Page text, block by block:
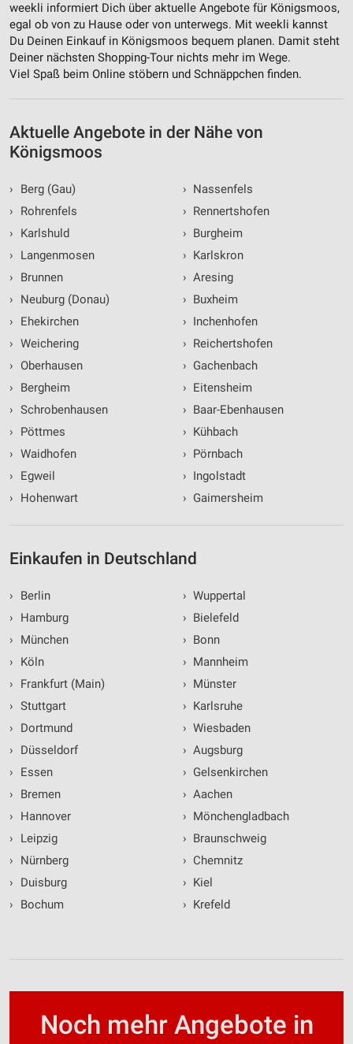
weekli informiert Dich über aktuelle Angebote für Königsmoos,
egal ob von zu Hause oder von unterwegs. Mit weekli kannst
Du Deinen Einkauf in Königsmoos bequem planen. Damit steht
Deiner nächsten Shopping-Tour nichts mehr im Wege.
Viel Spaß beim Online stöbern und Schnäppchen finden.
Aktuelle Angebote in der Nähe von
Königsmoos
›
Berg (Gau)
›
Rohrenfels
›
Karlshuld
›
Langenmosen
›
Brunnen
›
Neuburg (Donau)
›
Ehekirchen
› Weichering
›
Oberhausen
›
Bergheim
› Schrobenhausen
›
Pöttmes
› Waidhofen
›
Egweil
›
Hohenwart
› Nassenfels
› Rennertshofen
› Burgheim
› Karlskron
› Aresing
› Buxheim
› Inchenhofen
› Reichertshofen
› Gachenbach
› Eitensheim
› Baar-Ebenhausen
› Kühbach
› Pörnbach
› Ingolstadt
› Gaimersheim
Einkaufen in Deutschland
›
Berlin
›
Hamburg
›
München
›
Köln
›
Frankfurt (Main)
› Stuttgart
›
Dortmund
›
Düsseldorf
›
Essen
›
Bremen
›
Hannover
›
Leipzig
›
Nürnberg
›
Duisburg
›
Bochum
› Wuppertal
› Bielefeld
› Bonn
› Mannheim
› Münster
› Karlsruhe
› Wiesbaden
› Augsburg
› Gelsenkirchen
› Aachen
› Mönchengladbach
› Braunschweig
› Chemnitz
› Kiel
› Krefeld
Noch mehr Angebote in